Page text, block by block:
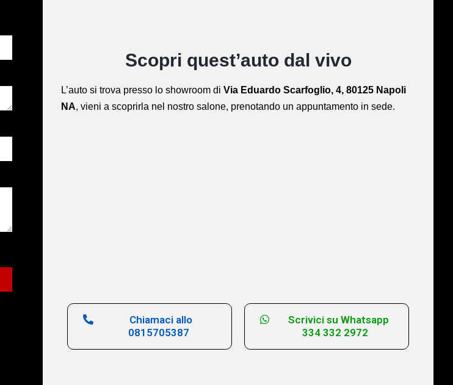
Scopri quest’auto dal vivo
L’auto si trova presso lo showroom di Via Eduardo Scarfoglio, 4, 80125 Napoli
NA, vieni a scoprirla nel nostro salone, prenotando un appuntamento in sede.
Chiamaci allo
0815705387
Scrivici su Whatsapp
334 332 2972